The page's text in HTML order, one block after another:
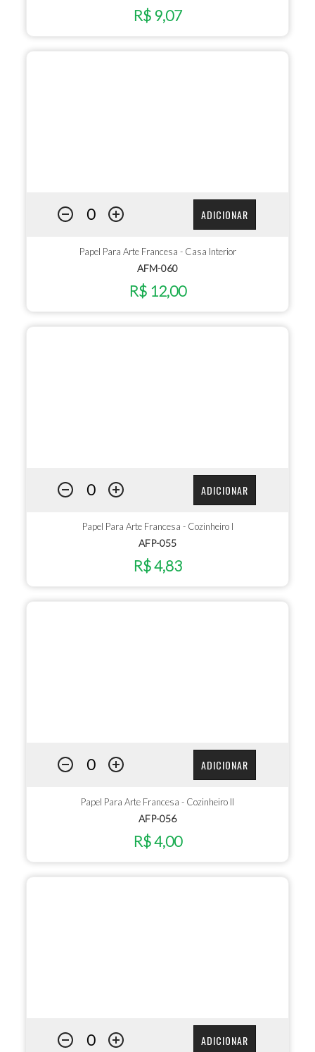
R$ 9,07
ADICIONAR
Papel Para Arte Francesa - Casa Interior
AFM-060
R$ 12,00
ADICIONAR
Papel Para Arte Francesa - Cozinheiro I
AFP-055
R$ 4,83
ADICIONAR
Papel Para Arte Francesa - Cozinheiro II
AFP-056
R$ 4,00
ADICIONAR